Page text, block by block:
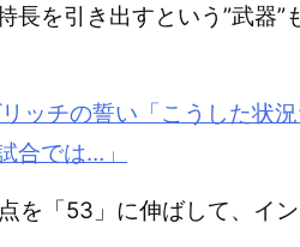
長を引き出すという”武器”
リッチの誓い「こうした状
合では…」
を「53」に伸ばして、イ